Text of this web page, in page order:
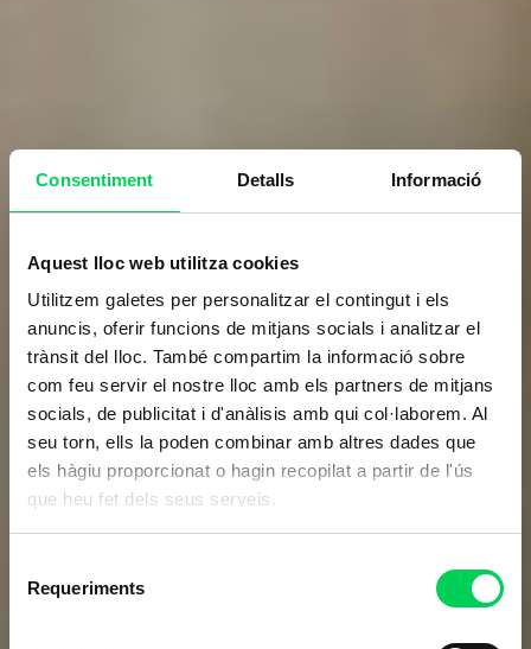
Consentiment Detalls Informació
Aquest lloc web utilitza cookies
Utilitzem galetes per personalitzar el contingut i els
anuncis, oferir funcions de mitjans socials i analitzar el
trànsit del lloc. També compartim la informació sobre
com feu servir el nostre lloc amb els partners de mitjans
socials, de publicitat i d'anàlisis amb qui col·laborem. Al
seu torn, ells la poden combinar amb altres dades que
els hàgiu proporcionat o hagin recopilat a partir de l'ús
que heu fet dels seus serveis.
Requeriments